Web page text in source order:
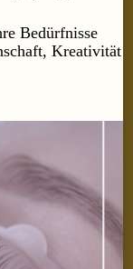
Bedürfnisse
Kreativität